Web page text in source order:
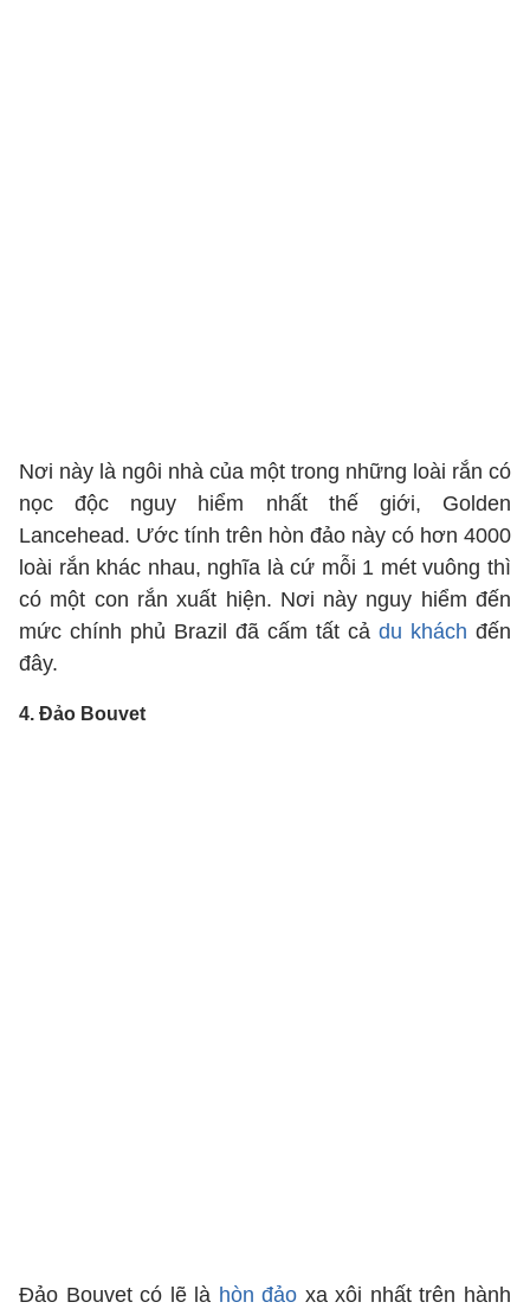
Nơi này là ngôi nhà của một trong những loài rắn có
nọc độc nguy hiểm nhất thế giới, Golden
Lancehead. Ước tính trên hòn đảo này có hơn 4000
loài rắn khác nhau, nghĩa là cứ mỗi 1 mét vuông thì
có một con rắn xuất hiện. Nơi này nguy hiểm đến
mức chính phủ Brazil đã cấm tất cả du khách đến
đây.
4. Đảo Bouvet
Đảo Bouvet có lẽ là hòn đảo xa xôi nhất trên hành